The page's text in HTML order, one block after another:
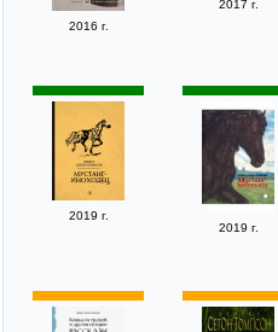
2016 г.
2017 г.
2019 г.
2019 г.